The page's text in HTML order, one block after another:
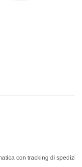
con tracking di